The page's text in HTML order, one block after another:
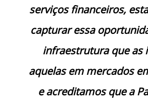
serviços financeiros,
capturar essa
infraestrutura que as
aquelas em mercados
e acreditamos que a